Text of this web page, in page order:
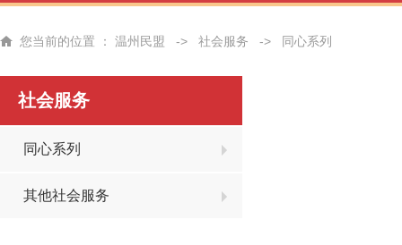
您当前的位置 ： 温州民盟 -> 社会服务 -> 同心系列
社会服务
同心系列
其他社会服务